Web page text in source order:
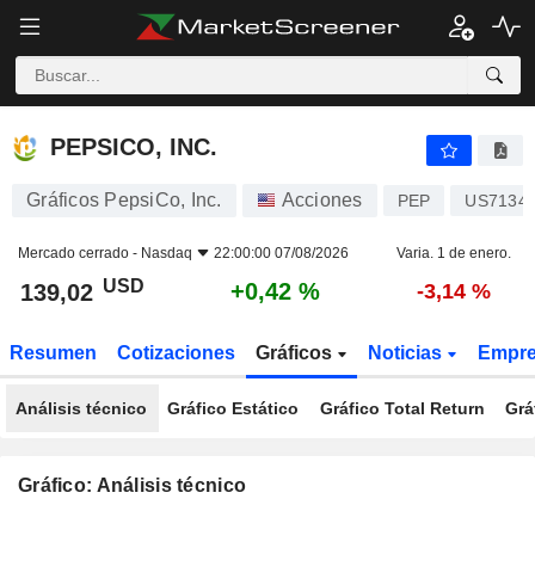
PEPSICO, INC.
PEPSICO, INC.
Gráficos PepsiCo, Inc. Acciones PEP
Mercado cerrado - Nasdaq 22:00:00 07/08/2026 Varia. 1 de enero.
139,02 USD +0,42 % -3,14 %
Resumen Cotizaciones Gráficos Noticias
Análisis técnico Gráfico Estático Gráfico Total Return
Gráfico: Análisis técnico